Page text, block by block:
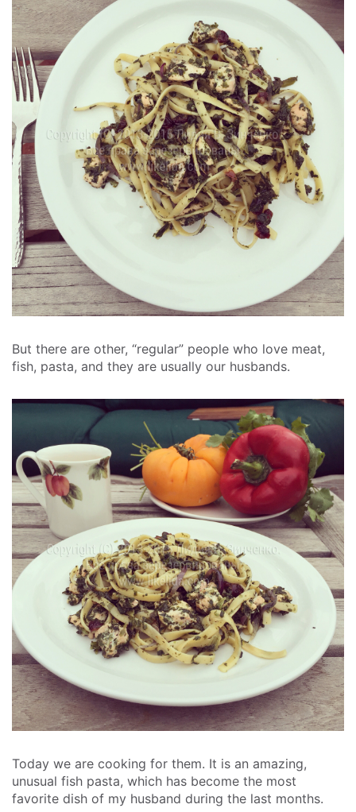
But there are other, “regular” people who love meat,
fish, pasta, and they are usually our husbands.
Today we are cooking for them. It is an amazing,
unusual fish pasta, which has become the most
favorite dish of my husband during the last months.